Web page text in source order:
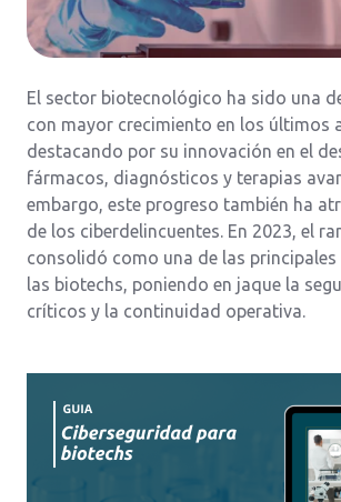
El sector biotecnológico ha sido una
con mayor crecimiento en los últimos
destacando por su innovación en el
fármacos, diagnósticos y terapias
embargo, este progreso también ha
de los ciberdelincuentes. En 2023, el
consolidó como una de las principales
las biotechs, poniendo en jaque la
críticos y la continuidad operativa.